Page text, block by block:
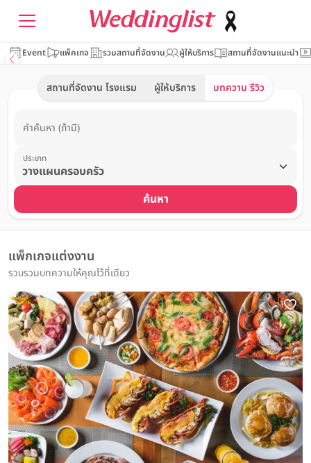
Event แพ็คเกจ รวมสถานที่จัดงาน ผู้ให้บริการ สถานที่จัดงานแนะนำ
สถานที่จัดงาน โรงแรม ผู้ให้บริการ บทความ รีวิว
คำค้นหา (ถ้ามี)
ประเภท
ค้นหา
แพ็กเกจแต่งงาน
รวบรวมบทความให้คุณไว้ที่เดียว